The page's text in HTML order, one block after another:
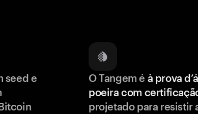
seed e
O Tangem é à prova
poeira com
projetado para resistir